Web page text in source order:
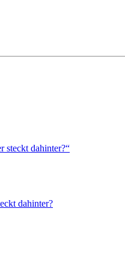
steckt dahinter?“
dahinter?